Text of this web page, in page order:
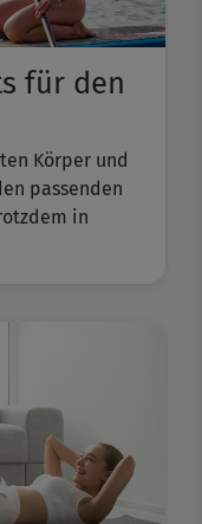
für den
Körper und
passenden
in